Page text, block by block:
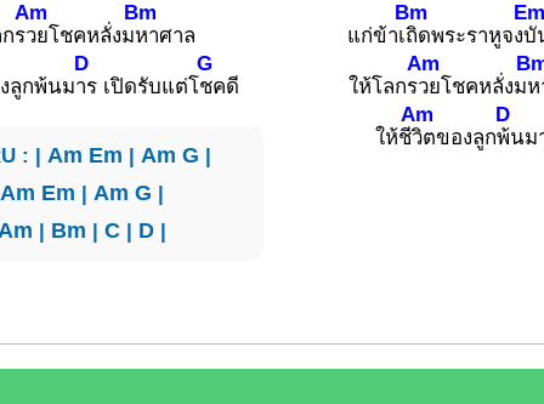
ร
Am
วยโชคหลั่งม
Bm
หาศาล
ลูกพ้นม
D
าร เปิดรับแต่โ
G
ชคดี
: | Am Em | Am G |
Am Em | Am G |
| Bm |C | D |
แก่ข้าเ
Bm
ถิดพระราหูจง
Em
บั
ให้โลกร
Am
วยโชคหลั่งมห
ให้ชี
Am
วิตของลูก
D
พ้นม